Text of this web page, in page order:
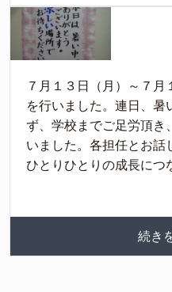
７月１３日（月）～７
を行いました。連日、暑
ず、学校までご足労頂き
いました。各担任とお話
ひとりひとりの成長に
続き